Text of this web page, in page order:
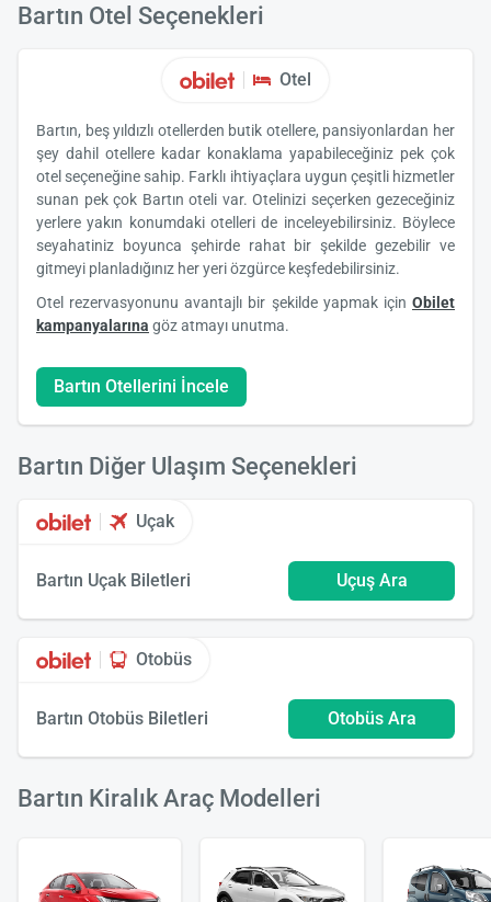
Bartın Otel Seçenekleri
Otel
Bartın, beş yıldızlı otellerden butik otellere, pansiyonlardan her
şey dahil otellere kadar konaklama yapabileceğiniz pek çok
otel seçeneğine sahip. Farklı ihtiyaçlara uygun çeşitli hizmetler
sunan pek çok Bartın oteli var. Otelinizi seçerken gezeceğiniz
yerlere yakın konumdaki otelleri de inceleyebilirsiniz. Böylece
seyahatiniz boyunca şehirde rahat bir şekilde gezebilir ve
gitmeyi planladığınız her yeri özgürce keşfedebilirsiniz.
Otel rezervasyonunu avantajlı bir şekilde yapmak için Obilet
kampanyalarına göz atmayı unutma.
Bartın Otellerini İncele
Bartın Diğer Ulaşım Seçenekleri
Uçak
Bartın Uçak Biletleri Uçuş Ara
Otobüs
Bartın Otobüs Biletleri Otobüs Ara
Bartın Kiralık Araç Modelleri